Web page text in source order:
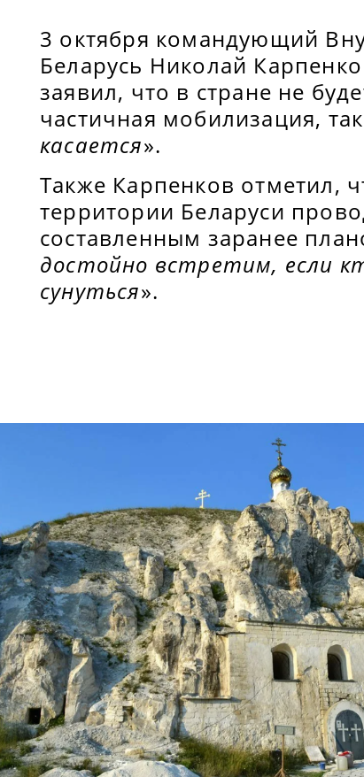
3 октября командующий
Беларусь Николай
заявил, что в стране не
частичная мобилизация,
касается».
Также Карпенков отметил,
территории Беларуси
составленным заранее
достойно встретим, если
сунуться».